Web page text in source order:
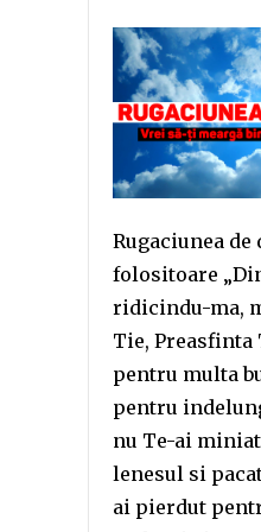
Rugaciunea
folositoare
ridicindu-ma,
Tie, Preasfinta
pentru multa
pentru
nu Te-ai
lenesul si
ai pierdut